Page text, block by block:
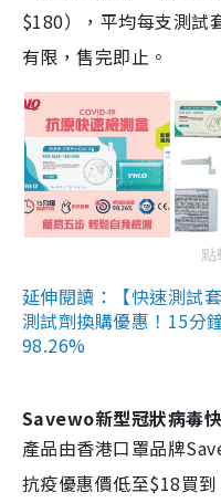
$180），平均每支測試
有限，售完即止。
延伸閱讀：【快速測試
測試劑換購優惠！15分
98.26%
Savewo新型冠狀病毒
產品由香港口罩品牌
抗疫優惠價低至$18買